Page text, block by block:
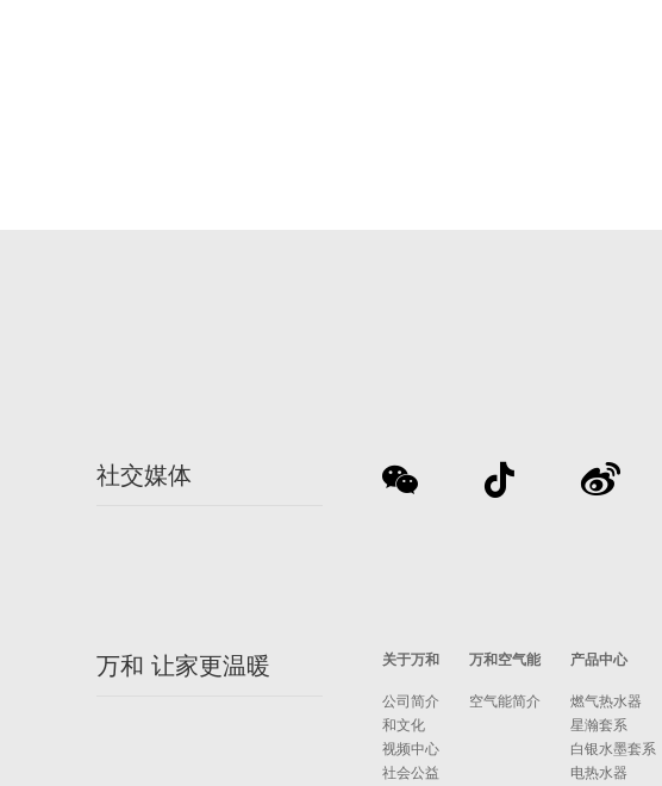
社交媒体
万和 让家更温暖 关于万和
公司简介
和文化
视频中心
社会公益
万和空气能
空气能简介
产品中心
燃气热水器
星瀚套系
白银水墨套系
电热水器